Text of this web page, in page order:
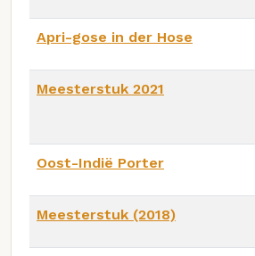
Apri-gose in der Hose
Meesterstuk 2021
Oost-Indië Porter
Meesterstuk (2018)